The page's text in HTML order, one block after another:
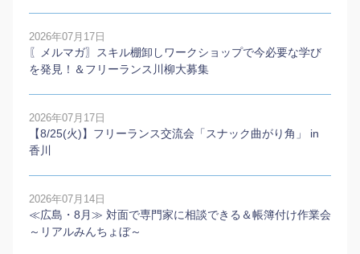
2026年07月17日
〖メルマガ〗スキル棚卸しワークショップで今必要な学び
を発見！＆フリーランス川柳大募集
2026年07月17日
【8/25(火)】フリーランス交流会「スナック曲がり角」 in
香川
2026年07月14日
≪広島・8月≫ 対面で専門家に相談できる＆帳簿付け作業会
～リアルみんちょぼ～